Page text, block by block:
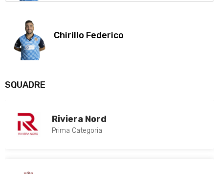
Chirillo Federico
SQUADRE
Riviera Nord
Prima Categoria